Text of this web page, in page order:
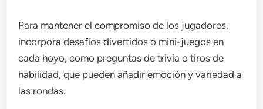
Para mantener el compromiso de los jugadores,
incorpora desafíos divertidos o mini-juegos en
cada hoyo, como preguntas de trivia o tiros de
habilidad, que pueden añadir emoción y variedad a
las rondas.